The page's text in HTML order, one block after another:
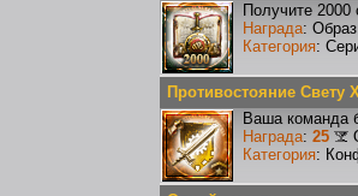
Получите 2000
Награда: Образ
Категория:
Противостояние Свету
Ваша команда
Награда: 25
Категория: